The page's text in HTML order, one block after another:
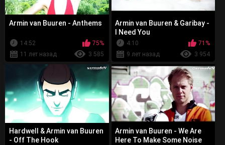
Armin van Buuren - Anthems
14:52
75%
11 лет назад
3 585
Armin van Buuren & Garibay -
I Need You
4:10
71%
9 лет назад
3 954
Hardwell & Armin van Buuren
- Off The Hook
Armin van Buuren - We Are
Here To Make Some Noise